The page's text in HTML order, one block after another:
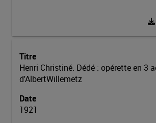
Berger, Rodolphe (1864-1916)
Bernicat, Firmin (1842-1883)
Berthomieu, Marc (1906-1991)
Titre
Henri Christiné. Dédé : opérette en 3
d'AlbertWillemetz
Date
1921